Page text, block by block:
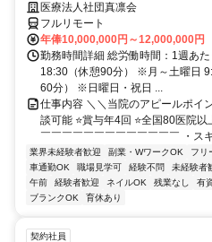
医療法人社団真凛会
フルリモート
年俸10,000,000円～12,000,000円
勤務時間詳細 総労働時間：1週あ
18:30（休憩90分） ※月～土曜日
60分） ※日曜日・祝日 ...
仕事内容 ＼＼当院のアピールポイ
談可能 ⭐賞与年4回 ⭐全国80医院
￣￣￣￣￣￣￣￣￣￣￣￣￣ ・ス
業界未経験者歓迎 副業・WワークOK フリ
車通勤OK
職場見学可 経験不問 未経験者
午前
経験者歓迎 ネイルOK 残業なし 有
ブランクOK
育休あり
契約社員